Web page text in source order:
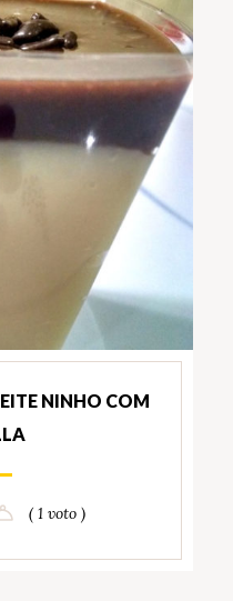
NINHO COM
( 1 voto )